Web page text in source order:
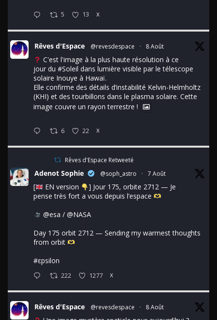
5 13 X
Rêves d'Espace @revesdespace · 8 Août
C'est l'image à la plus haute résolution à ce
jour du #Soleil dans lumière visible par le télescope
solaire Inouye à Hawaï.
Elle confirme des détails d’instabilité Kelvin-Helmholtz
(KHI) et des tourbillons dans le plasma solaire. Cette
image couvre un rayon terrestre !
6 22 X
Rêves d'Espace Retweeté
Adenot Sophie @soph_astro · 7 Août
[ EN version
] Jour 175, orbite 2712 — Je
pense très fort a vous depuis l’espace
@esa / @NASA
Day 175 orbit 2712 — Sending my warmest thoughts
from orbit
#εpsilon
222 1277 X
Rêves d'Espace @revesdespace · 8 Août